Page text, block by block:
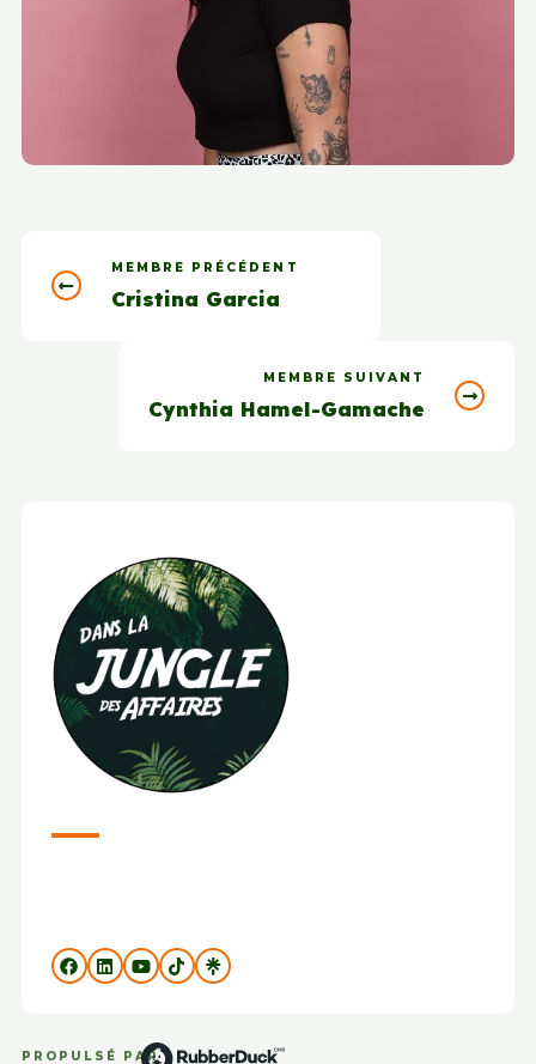
MEMBRE PRÉCÉDENT
Cristina Garcia
MEMBRE SUIVANT
Cynthia Hamel-Gamache
PROPULSÉ PAR